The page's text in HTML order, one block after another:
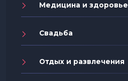
Медицина и здоровье
Свадьба
Отдых и развлечения